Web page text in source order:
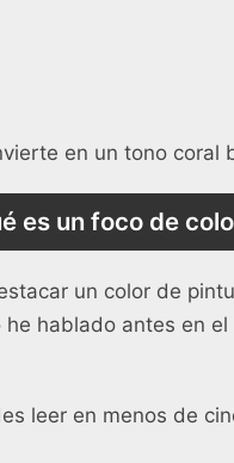
en un tono coral
es un foco de
un color de
hablado antes en
leer en menos de